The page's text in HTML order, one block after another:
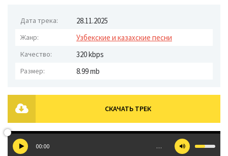
Дата трека: 28.11.2025
Жанр: Узбекские и казахские песни
Качество: 320 kbps
Размер: 8.99 mb
СКАЧАТЬ ТРЕК
00:00 …